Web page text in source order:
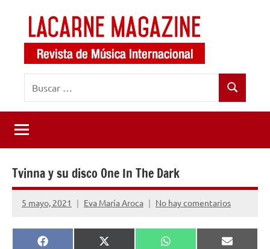
contenido
LaCarne
Magazine
de
música
internacional
Buscar
Tvinna y su disco One In The Dark
5 mayo, 2021 Eva María Aroca No hay comentarios
Compartir
Facebook
Compartir
X
Compartir
WhatsApp Email